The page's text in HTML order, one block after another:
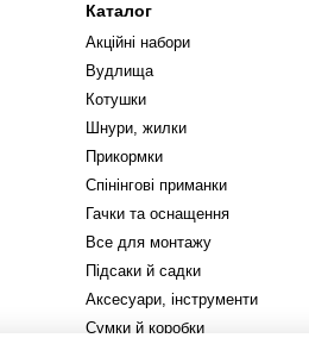
Каталог
Акційні набори
Вудлища
Котушки
Шнури, жилки
Прикормки
Спінінгові приманки
Гачки та оснащення
Все для монтажу
Підсаки й садки
Аксесуари, інструменти
Сумки й коробки